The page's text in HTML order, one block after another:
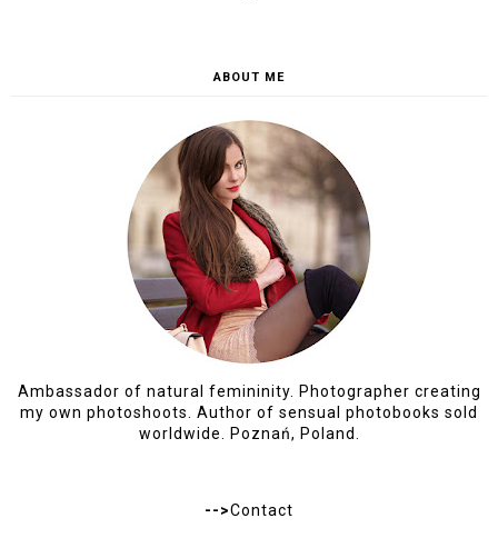
ABOUT ME
Ambassador of natural femininity. Photographer creating
my own photoshoots. Author of sensual photobooks sold
worldwide. Poznań, Poland.
-->Contact